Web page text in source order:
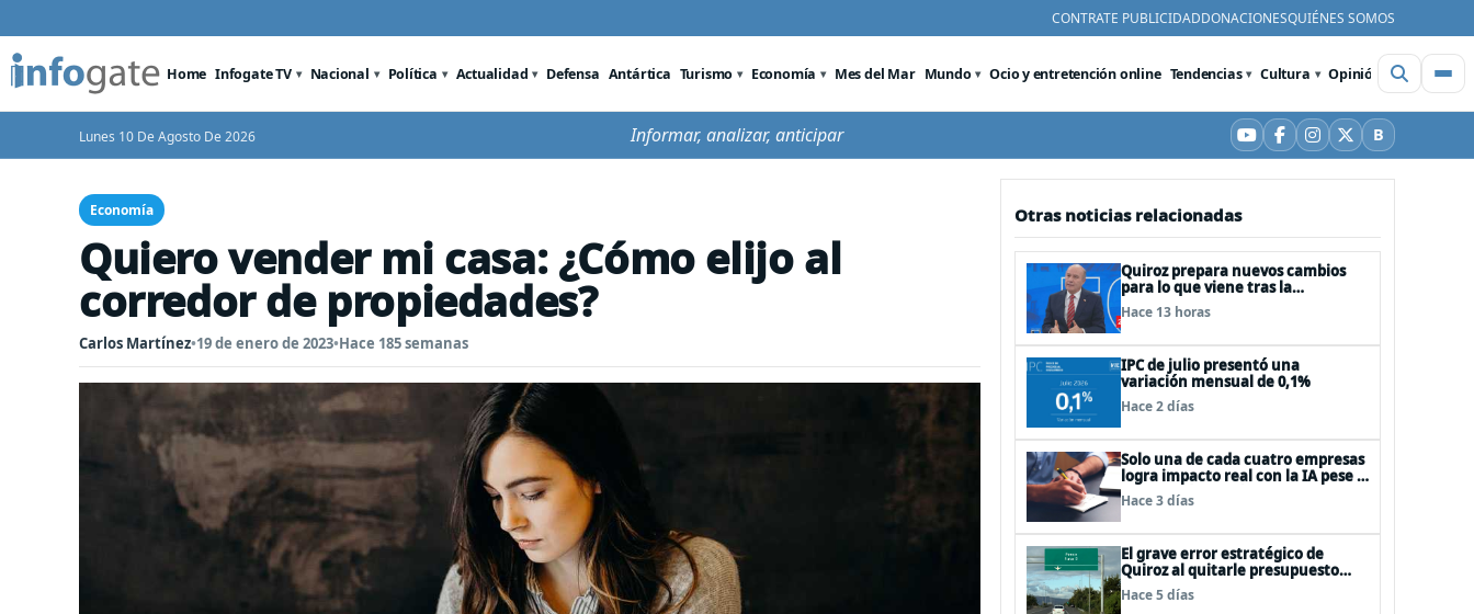
CONTRATE PUBLICIDADDONACIONESQUIÉNES SOMOS
Home Infogate TV Nacional Política Actualidad Defensa Antártica Turismo Economía Mes del Mar Mundo Ocio y entretención online Tendencias Cultura Opinión Videos
Lunes 10 De Agosto De 2026 Informar, analizar, anticipar YouTube
Facebook
Instagram
X BBluesky
Economía
Quiero vender mi casa: ¿Cómo elijo al
corredor de propiedades?
Carlos Martínez•19 de enero de 2023•Hace 185 semanas
Otras noticias relacionadas
Quiroz prepara nuevos cambios
para lo que viene tras la
Megarreforma: “Este es el fin del
comienzo”
Hace 13 horas
IPC de julio presentó una
variación mensual de 0,1%
Hace 2 días
Solo una de cada cuatro empresas
logra impacto real con la IA pese a
la inversión, según el Foro
Económico Mundial
Hace 3 días
El grave error estratégico de
Quiroz al quitarle presupuesto
para infraestructura vial del
Biobío
Hace 5 días